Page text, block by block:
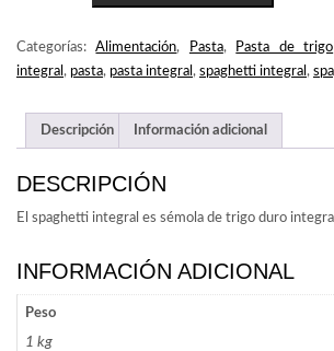
Categorías:Alimentación, Pasta, Pasta de trigo
integral , pasta, pasta integral , spaghetti integral ,
Descripción Información adicional
DESCRIPCIÓN
El spaghetti integral es sémola de trigo duro integral
INFORMACIÓN ADICIONAL
Peso
1 kg